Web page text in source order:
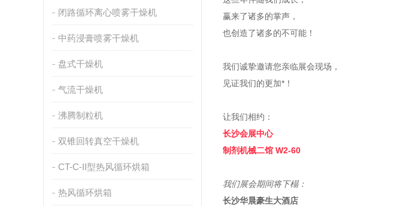
闭路循环离心喷雾干燥机
中药浸膏喷雾干燥机
盘式干燥机
气流干燥机
沸腾制粒机
双锥回转真空干燥机
CT-C-II型热风循环烘箱
热风循环烘箱
赢来了诸多的掌声，
也创造了诸多的不可能！
我们诚挚邀请您亲临展会现场，
见证我们的更加*！
让我们相约：
长沙会展中心
制剂机械二馆 W2-60
我们展会期间将下榻：
长沙华晨豪生大酒店